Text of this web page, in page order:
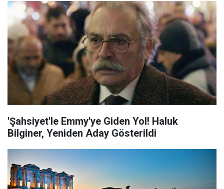
'Şahsiyet'le Emmy'ye Giden Yol! Haluk
Bilginer, Yeniden Aday Gösterildi